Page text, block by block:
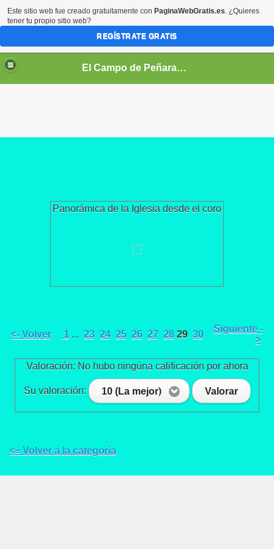
El Campo de Peñaranda (Salamanca)
Panorámica de la Iglesia desde el coro
<- Volver 1 ... 23 24 25 26 27 28 29 30
Siguiente -
>
Valoración: No hubo ningúna calificación por ahora
Su valoración: 10 (La mejor) Valorar
<= Volver a la categoría
Este sitio web fue creado gratuitamente con PaginaWebGratis.es. ¿Quieres
tener tu propio sitio web?
REGÍSTRATE GRATIS